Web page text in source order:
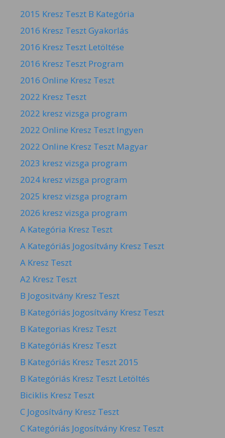
2015 Kresz Teszt B Kategória
2016 Kresz Teszt Gyakorlás
2016 Kresz Teszt Letöltése
2016 Kresz Teszt Program
2016 Online Kresz Teszt
2022 Kresz Teszt
2022 kresz vizsga program
2022 Online Kresz Teszt Ingyen
2022 Online Kresz Teszt Magyar
2023 kresz vizsga program
2024 kresz vizsga program
2025 kresz vizsga program
2026 kresz vizsga program
A Kategória Kresz Teszt
A Kategóriás Jogosítvány Kresz Teszt
A Kresz Teszt
A2 Kresz Teszt
B Jogositvány Kresz Teszt
B Kategóriás Jogosítvány Kresz Teszt
B Kategorias Kresz Teszt
B Kategóriás Kresz Teszt
B Kategóriás Kresz Teszt 2015
B Kategóriás Kresz Teszt Letöltés
Biciklis Kresz Teszt
C Jogosítvány Kresz Teszt
C Kategóriás Jogosítvány Kresz Teszt